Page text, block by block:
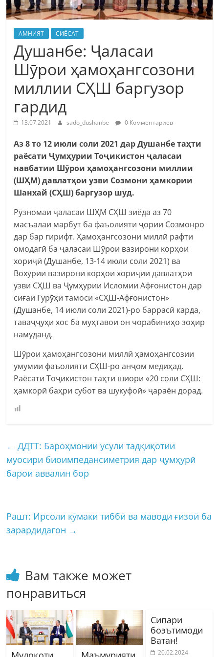
АМНИЯТ СИЁСАТ
Душанбе: Ҷаласаи
Шӯрои ҳамоҳангсозони
миллии СҲШ баргузор
гардид
13.07.2021 sado_dushanbe 0 Комментариев
Аз 8 то 12 июли соли 2021 дар Душанбе таҳти
раёсати Ҷумҳурии Тоҷикистон ҷаласаи
навбатии Шӯрои ҳамоҳангсозони миллии
(ШҲМ) давлатҳои узви Созмони ҳамкории
Шанхай (СҲШ) баргузор шуд.
Рӯзномаи ҷаласаи ШҲМ СҲШ зиёда аз 70
масъалаи марбут ба фаъолияти ҷории Созмонро
дар бар гирифт. Ҳамоҳангсозони миллӣ рафти
омодагӣ ба ҷаласаи Шӯрои вазирони корҳои
хориҷӣ (Душанбе, 13-14 июли соли 2021) ва
Вохӯрии вазирони корҳои хориҷии давлатҳои
узви СҲШ ва Ҷумҳурии Исломии Афғонистон дар
сиғаи Гурӯҳи тамоси «СҲШ-Афғонистон»
(Душанбе, 14 июли соли 2021)-ро баррасӣ карда,
таваҷҷуҳи хос ба муҳтавои он чорабиниҳо зоҳир
намуданд.
Шӯрои ҳамоҳангсозони миллӣ ҳамоҳангсозии
умумии фаъолияти СҲШ-ро анҷом медиҳад.
Раёсати Тоҷикистон таҳти шиори «20 соли СҲШ:
ҳамкорӣ баҳри субот ва шукуфоӣ» ҷараён дорад.
← ДДТТ: Бароҳмонии усули тадқиқотии
муосири биоимпедансиметрия дар ҷумҳурӣ
барои аввалин бор
Рашт: Ирсоли кӯмаки тиббӣ ва маводи ғизоӣ ба
зарардидагон →
Вам также может
понравиться
Сипари
боэътимоди
Ватан!
20.02.2024